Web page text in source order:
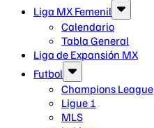
Liga MX Femenil
Calendario
Tabla General
Liga de Expansión MX
Futbol
Champions League
Ligue 1
MLS